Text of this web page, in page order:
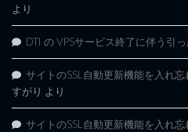
より
DTI の VPSサービス終了に伴う引
サイトのSSL自動更新機能を入れ
すがり より
サイトのSSL自動更新機能を入れ